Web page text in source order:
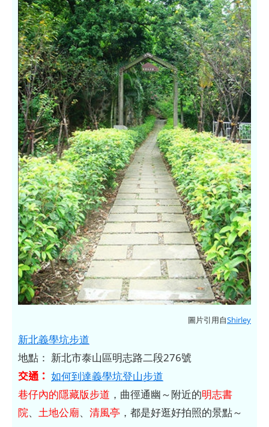
圖片引用自Shirley
新北義學坑步道
地點： 新北市泰山區明志路二段276號
交通： 如何到達義學坑登山步道
巷仔內的隱藏版步道 ，曲徑通幽～附近的明志書
院、 土地公廟、 清風亭 ，都是好逛好拍照的景點～